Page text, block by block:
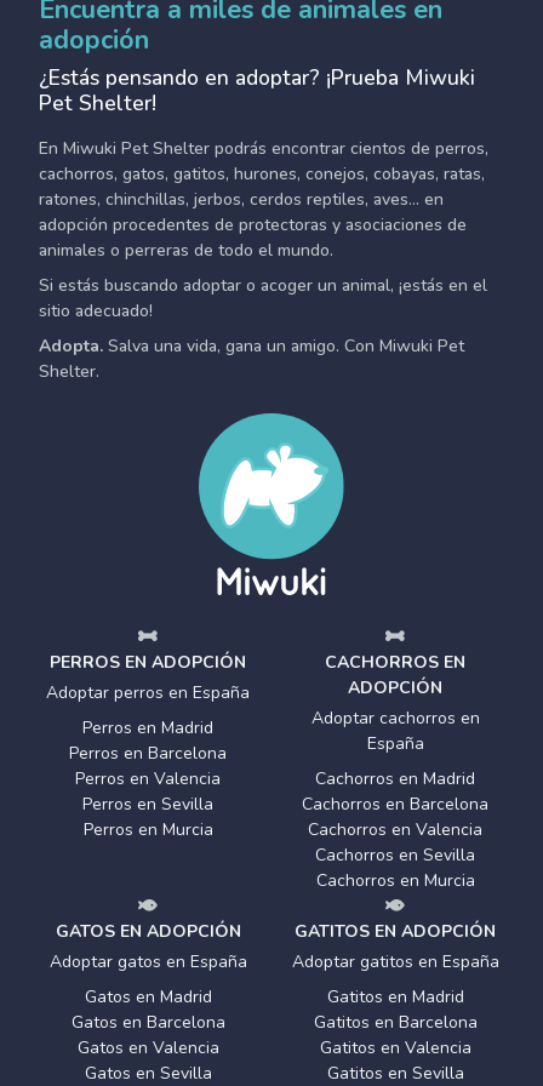
Encuentra a miles de animales en
adopción
¿Estás pensando en adoptar? ¡Prueba Miwuki
Pet Shelter!
En Miwuki Pet Shelter podrás encontrar cientos de perros,
cachorros, gatos, gatitos, hurones, conejos, cobayas, ratas,
ratones, chinchillas, jerbos, cerdos reptiles, aves... en
adopción procedentes de protectoras y asociaciones de
animales o perreras de todo el mundo.
Si estás buscando adoptar o acoger un animal, ¡estás en el
sitio adecuado!
Adopta. Salva una vida, gana un amigo. Con Miwuki Pet
Shelter.
PERROS EN ADOPCIÓN
Adoptar perros en España
Perros en Madrid
Perros en Barcelona
Perros en Valencia
Perros en Sevilla
Perros en Murcia
CACHORROS EN
ADOPCIÓN
Adoptar cachorros en
España
Cachorros en Madrid
Cachorros en Barcelona
Cachorros en Valencia
Cachorros en Sevilla
Cachorros en Murcia
GATOS EN ADOPCIÓN
Adoptar gatos en España
Gatos en Madrid
Gatos en Barcelona
Gatos en Valencia
Gatos en Sevilla
GATITOS EN ADOPCIÓN
Adoptar gatitos en España
Gatitos en Madrid
Gatitos en Barcelona
Gatitos en Valencia
Gatitos en Sevilla